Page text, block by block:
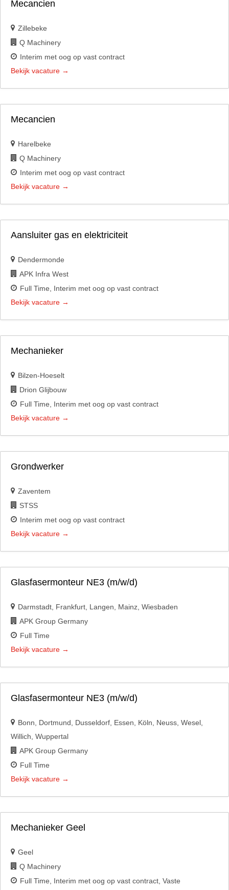
Mecancien
Zillebeke
Q Machinery
Interim met oog op vast contract
Bekijk vacature
Mecancien
Harelbeke
Q Machinery
Interim met oog op vast contract
Bekijk vacature
Aansluiter gas en elektriciteit
Dendermonde
APK Infra West
Full Time
Interim met oog op vast contract
Bekijk vacature
Mechanieker
Bilzen-Hoeselt
Drion Glijbouw
Full Time
Interim met oog op vast contract
Bekijk vacature
Grondwerker
Zaventem
STSS
Interim met oog op vast contract
Bekijk vacature
Glasfasermonteur NE3 (m/w/d)
Darmstadt Frankfurt Langen Mainz Wiesbaden
APK Group Germany
Full Time
Bekijk vacature
Glasfasermonteur NE3 (m/w/d)
Bonn Dortmund Dusseldorf Essen Köln Neuss Wesel
Willich Wuppertal
APK Group Germany
Full Time
Bekijk vacature
Mechanieker Geel
Geel
Q Machinery
Full Time
Interim met oog op vast contract Vaste